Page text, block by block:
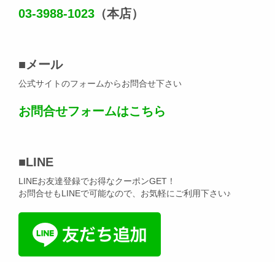
03-3988-1023 （本店）
■メール
公式サイトのフォームからお問合せ下さい
お問合せフォームはこちら
■LINE
LINEお友達登録でお得なクーポンGET！
お問合せもLINEで可能なので、お気軽にご利用下さい♪